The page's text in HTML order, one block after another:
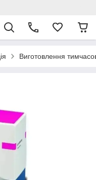
Виготовлення